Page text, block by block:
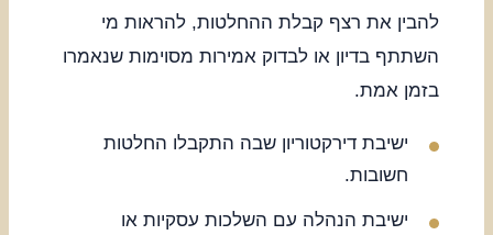
להבין את רצף קבלת ההחלטות, להראות מי
השתתף בדיון או לבדוק אמירות מסוימות שנאמרו
בזמן אמת.
ישיבת דירקטוריון שבה התקבלו החלטות
חשובות.
ישיבת הנהלה עם השלכות עסקיות או